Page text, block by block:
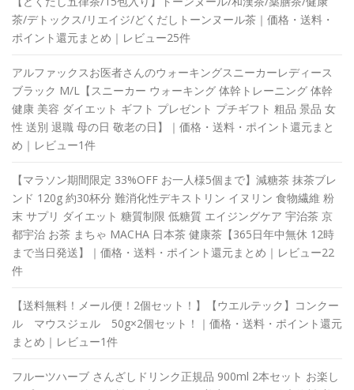
茶/デトックス/リエイジ/どくだしトーンヌール茶｜価格・送料・
ポイント還元まとめ｜レビュー25件
アルファックスお医者さんのウォーキングスニーカーレディース
ブラック M/L【スニーカー ウォーキング 体幹トレーニング 体幹
健康 美容 ダイエット ギフト プレゼント プチギフト 粗品 景品 女
性 送別 退職 母の日 敬老の日】｜価格・送料・ポイント還元まと
め｜レビュー1件
【マラソン期間限定 33%OFF お一人様5個まで】減糖茶 抹茶ブレ
ンド 120g 約30杯分 難消化性デキストリン イヌリン 食物繊維 粉
末 サプリ ダイエット 糖質制限 低糖質 エイジングケア 宇治茶 京
都宇治 お茶 まちゃ MACHA 日本茶 健康茶【365日年中無休 12時
まで当日発送】｜価格・送料・ポイント還元まとめ｜レビュー22
件
【送料無料！メール便！2個セット！】【ウエルテック】コンクー
ル マウスジェル 50g×2個セット！｜価格・送料・ポイント還元
まとめ｜レビュー1件
フルーツハーブ さんざしドリンク正規品 900ml 2本セット お楽し